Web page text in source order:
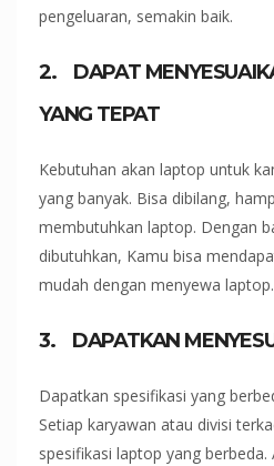
pengeluaran, semakin baik.
2. DAPAT
YANG TEPAT
Kebutuhan akan laptop untuk
yang banyak. Bisa dibilang,
membutuhkan laptop. Dengan
dibutuhkan, Kamu bisa
mudah dengan menyewa laptop.
3. DAPATKAN
Dapatkan spesifikasi yang
Setiap karyawan atau divisi
spesifikasi laptop yang berbeda.